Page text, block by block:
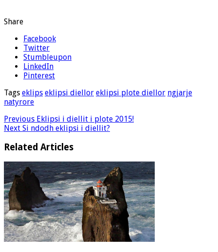
Share
Facebook
Twitter
Stumbleupon
LinkedIn
Pinterest
Tags eklips eklipsi diellor eklipsi plote diellor ngjarje
natyrore
Previous Eklipsi i diellit i plote 2015!
Next Si ndodh eklipsi i diellit?
Related Articles